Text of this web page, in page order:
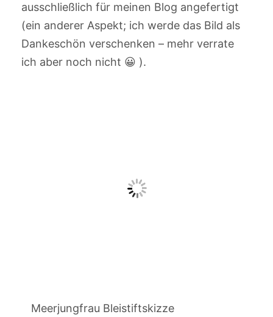
ausschließlich für meinen Blog angefertigt
(ein anderer Aspekt; ich werde das Bild als
Dankeschön verschenken – mehr verrate
ich aber noch nicht 😀 ).
Meerjungfrau Bleistiftskizze